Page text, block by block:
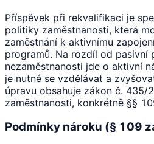
Příspěvek při rekvalifikaci je
politiky zaměstnanosti, která
zaměstnání k aktivnímu
programů. Na rozdíl od pasivní
nezaměstnanosti jde o aktivní
je nutné se vzdělávat a
úpravu obsahuje zákon č. 435/
zaměstnanosti, konkrétně §§
Podmínky nároku (§ 109